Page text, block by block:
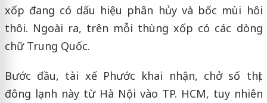
xốp đang có dấu hiệu phân hủy và bốc mùi hôi
thôi. Ngoài ra, trên mỗi thùng xốp có các dòng
chữ Trung Quốc.
Bước đầu, tài xế Phước khai nhận, chở số thịt
đông lạnh này từ Hà Nội vào TP. HCM, tuy nhiên